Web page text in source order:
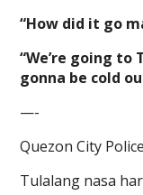
“How did it go
“We’re going to
gonna be cold
—-
Quezon City
Tulalang nasa